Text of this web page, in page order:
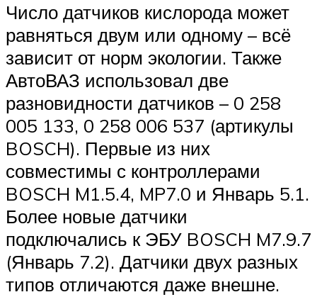
Число датчиков кислорода может
равняться двум или одному – всё
зависит от норм экологии. Также
АвтоВАЗ использовал две
разновидности датчиков – 0 258
005 133, 0 258 006 537 (артикулы
BOSCH). Первые из них
совместимы с контроллерами
BOSCH M1.5.4, MP7.0 и Январь 5.1.
Более новые датчики
подключались к ЭБУ BOSCH M7.9.7
(Январь 7.2). Датчики двух разных
типов отличаются даже внешне.